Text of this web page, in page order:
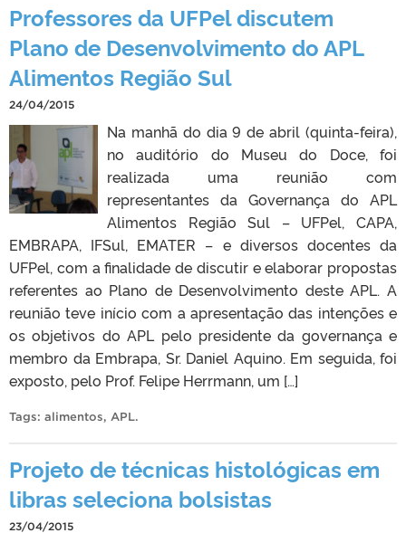
Professores da UFPel discutem
Plano de Desenvolvimento do APL
Alimentos Região Sul
24/04/2015
Na manhã do dia 9 de abril (quinta-feira),
no auditório do Museu do Doce, foi
realizada uma reunião com
representantes da Governança do APL
Alimentos Região Sul – UFPel, CAPA,
EMBRAPA, IFSul, EMATER – e diversos docentes da
UFPel, com a finalidade de discutir e elaborar propostas
referentes ao Plano de Desenvolvimento deste APL. A
reunião teve início com a apresentação das intenções e
os objetivos do APL pelo presidente da governança e
membro da Embrapa, Sr. Daniel Aquino. Em seguida, foi
exposto, pelo Prof. Felipe Herrmann, um […]
Tags: alimentos, APL.
Projeto de técnicas histológicas em
libras seleciona bolsistas
23/04/2015